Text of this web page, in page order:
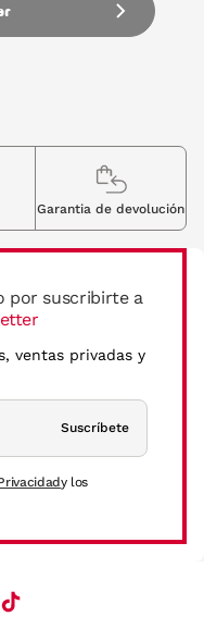
por suscribirte a
ventas privadas y
Suscríbete
y los
Garantia de devolución